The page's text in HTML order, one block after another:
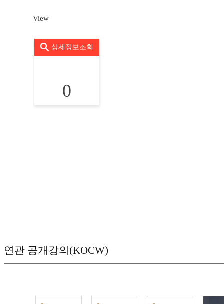
View
상세정보조회
0
연관 공개강의(KOCW)